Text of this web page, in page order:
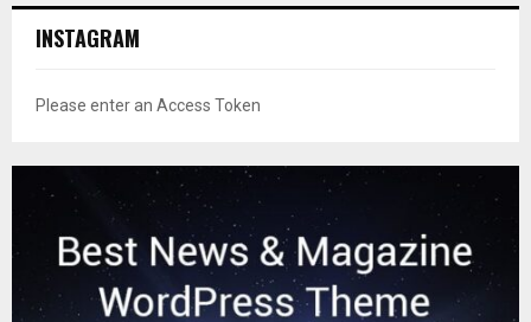
INSTAGRAM
Please enter an Access Token